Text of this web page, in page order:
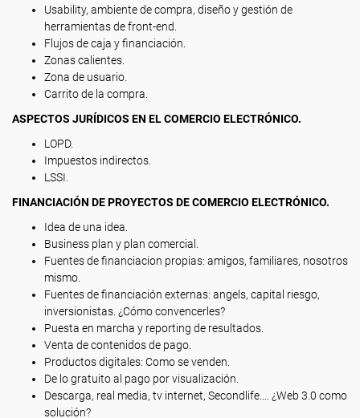
Usability, ambiente de compra, diseño y gestión de
herramientas de front-end.
Flujos de caja y financiación.
Zonas calientes.
Zona de usuario.
Carrito de la compra.
ASPECTOS JURÍDICOS EN EL COMERCIO ELECTRÓNICO.
LOPD.
Impuestos indirectos.
LSSI.
FINANCIACIÓN DE PROYECTOS DE COMERCIO ELECTRÓNICO.
Idea de una idea.
Business plan y plan comercial.
Fuentes de financiacion propias: amigos, familiares, nosotros
mismo.
Fuentes de financiación externas: angels, capital riesgo,
inversionistas. ¿Cómo convencerles?
Puesta en marcha y reporting de resultados.
Venta de contenidos de pago.
Productos digitales: Como se venden.
De lo gratuito al pago por visualización.
Descarga, real media, tv internet, Secondlife…. ¿Web 3.0 como
solución?